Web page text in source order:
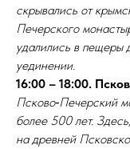
скрывались от
Печерского
удалились в пещеры
уединении.
16:00 – 18:00.
Псково‑Печерский
более 500 лет.
на древней